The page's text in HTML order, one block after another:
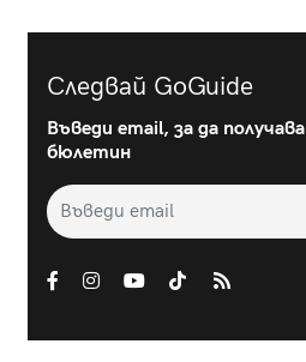
Следвай GoGuide
Въведи email, за да
бюлетин